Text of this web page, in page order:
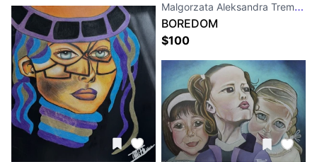
Malgorzata Aleksandra Trembla
BOREDOM
$100